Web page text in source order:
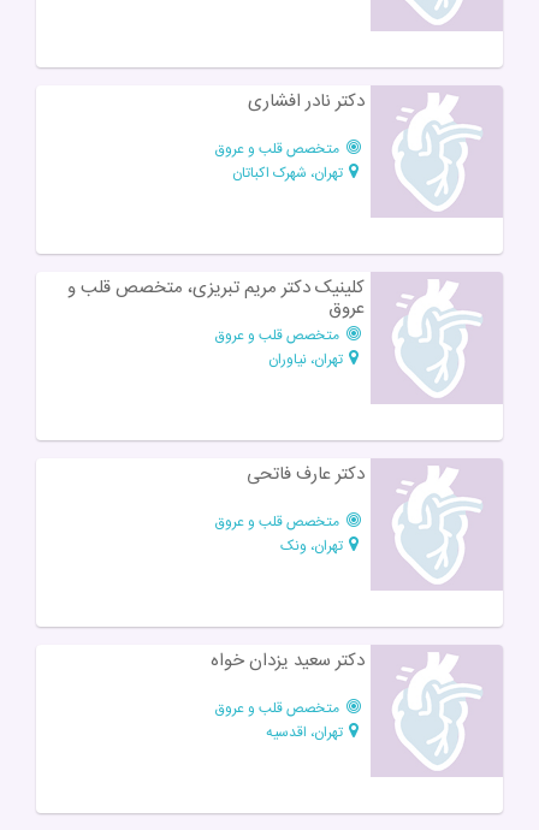
دکتر نادر افشاری
متخصص قلب و عروق
تهران، شهرک اکباتان
کلینیک دکتر مریم تبریزی، متخصص قلب و
عروق
متخصص قلب و عروق
تهران، نیاوران
دکتر عارف فاتحی
متخصص قلب و عروق
تهران، ونک
دکتر سعید یزدان خواه
متخصص قلب و عروق
تهران، اقدسیه